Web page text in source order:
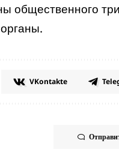
общественного
VKontakte